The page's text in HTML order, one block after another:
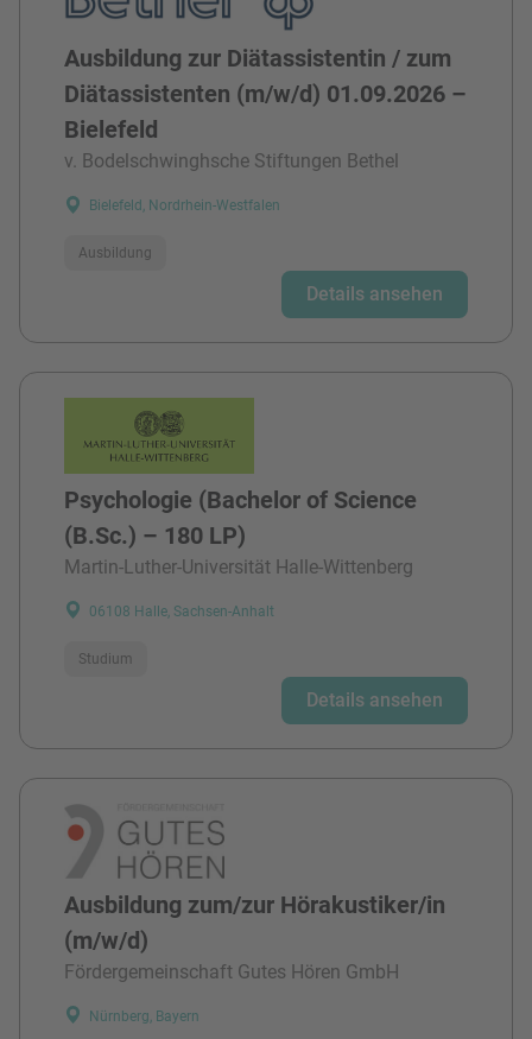
Ausbildung zur Diätassistentin / zum
Diätassistenten (m/w/d) 01.09.2026 –
Bielefeld
v. Bodelschwinghsche Stiftungen Bethel
Bielefeld, Nordrhein-Westfalen
Ausbildung
Details ansehen
Psychologie (Bachelor of Science
(B.Sc.) – 180 LP)
Martin-Luther-Universität Halle-Wittenberg
06108 Halle, Sachsen-Anhalt
Studium
Details ansehen
Ausbildung zum/zur Hörakustiker/in
(m/w/d)
Fördergemeinschaft Gutes Hören GmbH
Nürnberg, Bayern